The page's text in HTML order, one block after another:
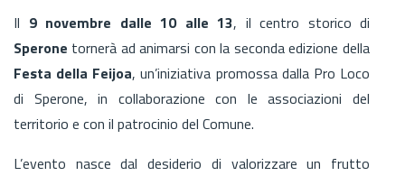
Il 9 novembre dalle 10 alle 13, il centro storico di
Sperone tornerà ad animarsi con la seconda edizione della
Festa della Feijoa, un’iniziativa promossa dalla Pro Loco
di Sperone, in collaborazione con le associazioni del
territorio e con il patrocinio del Comune.
L’evento nasce dal desiderio di valorizzare un frutto